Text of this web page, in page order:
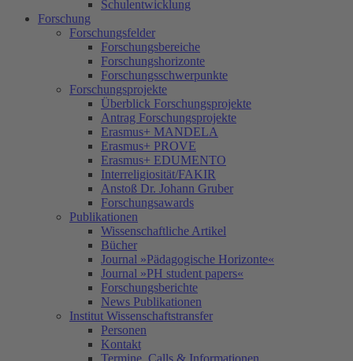
Schulentwicklung
Forschung
Forschungsfelder
Forschungsbereiche
Forschungshorizonte
Forschungsschwerpunkte
Forschungsprojekte
Überblick Forschungsprojekte
Antrag Forschungsprojekte
Erasmus+ MANDELA
Erasmus+ PROVE
Erasmus+ EDUMENTO
Interreligiosität/FAKIR
Anstoß Dr. Johann Gruber
Forschungsawards
Publikationen
Wissenschaftliche Artikel
Bücher
Journal »Pädagogische Horizonte«
Journal »PH student papers«
Forschungsberichte
News Publikationen
Institut Wissenschaftstransfer
Personen
Kontakt